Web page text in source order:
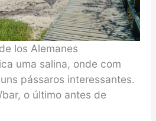
los Alemanes
uma salina, onde com
pássaros interessantes.
o último antes de